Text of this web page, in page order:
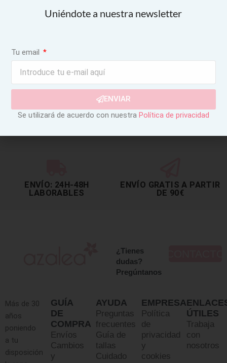
ENVÍO: 24H-48H
LABORABLES
ENVÍO GRATIS A PARTIR
DE 90€
¿Tienes
dudas?
Pregúntanos
Más de 30
años
poniendo
a tu
disposición
GUÍA
DE
COMPRA
Envíos
Cambios
y
AYUDA
Preguntas
frecuentes
Guía de
tallas
Cuidado
EMPRESA
Política
de
privacidad
y
cookies
ÚTILES
Trabaja
con
nosotros
Uniéndote a nuestra newsletter
Tu email
ENVIAR
Se utilizará de acuerdo con nuestra Política de privacidad